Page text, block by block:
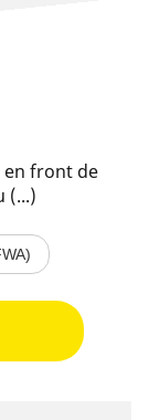
en front de
(...)